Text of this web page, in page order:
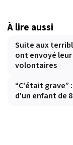
À lire aussi
Suite aux
ont envoyé
volontaires
“C'était grave”
d'un enfant de